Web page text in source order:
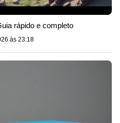
rápido e completo
às 23:18